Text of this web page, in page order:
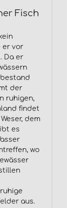
Fisch
er vor
Da er
der
ruhigen,
findet
dem
es
wo
aus.